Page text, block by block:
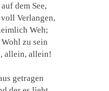
dem See,
Verlangen,
Weh;
zu sein
allein, allein!
getragen